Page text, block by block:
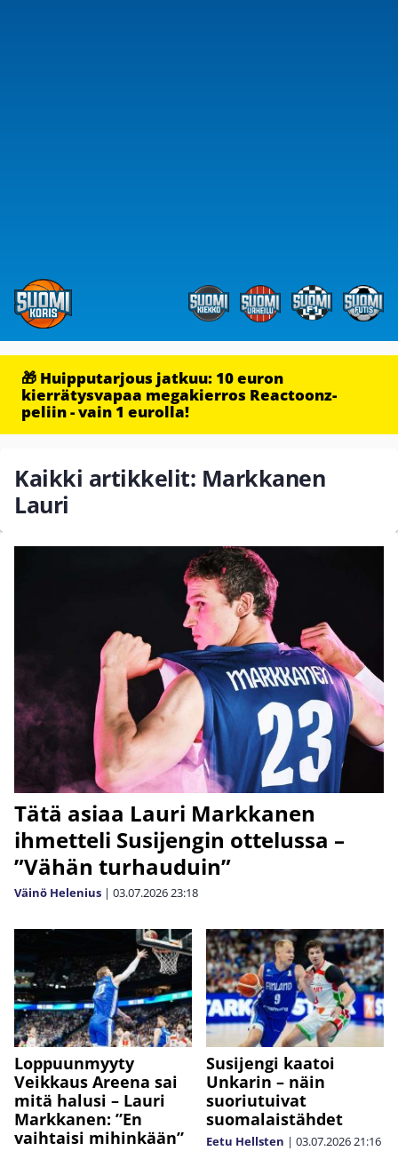
🎁 Huipputarjous jatkuu: 10 euron
kierrätysvapaa megakierros Reactoonz-
peliin - vain 1 eurolla!
Kaikki artikkelit: Markkanen
Lauri
Tätä asiaa Lauri Markkanen
ihmetteli Susijengin ottelussa –
”Vähän turhauduin”
Väinö Helenius | 03.07.202623:18
Loppuunmyyty
Veikkaus Areena sai
mitä halusi – Lauri
Markkanen: ”En
vaihtaisi mihinkään”
Susijengi kaatoi
Unkarin – näin
suoriutuivat
suomalaistähdet
Eetu Hellsten | 03.07.202621:16